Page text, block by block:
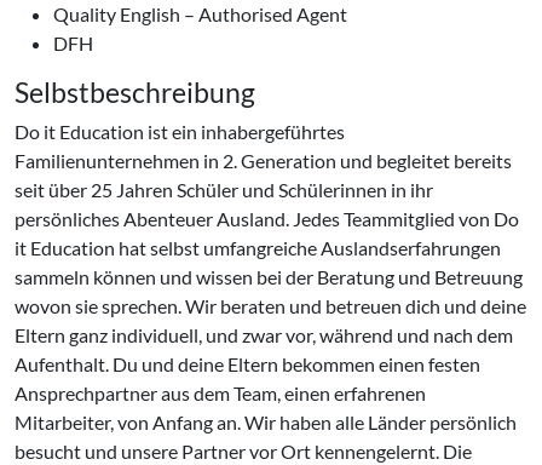
Quality English – Authorised Agent
DFH
Selbstbeschreibung
Do it Education ist ein inhabergeführtes
Familienunternehmen in 2. Generation und begleitet bereits
seit über 25 Jahren Schüler und Schülerinnen in ihr
persönliches Abenteuer Ausland. Jedes Teammitglied von Do
it Education hat selbst umfangreiche Auslandserfahrungen
sammeln können und wissen bei der Beratung und Betreuung
wovon sie sprechen. Wir beraten und betreuen dich und deine
Eltern ganz individuell, und zwar vor, während und nach dem
Aufenthalt. Du und deine Eltern bekommen einen festen
Ansprechpartner aus dem Team, einen erfahrenen
Mitarbeiter, von Anfang an. Wir haben alle Länder persönlich
besucht und unsere Partner vor Ort kennengelernt. Die